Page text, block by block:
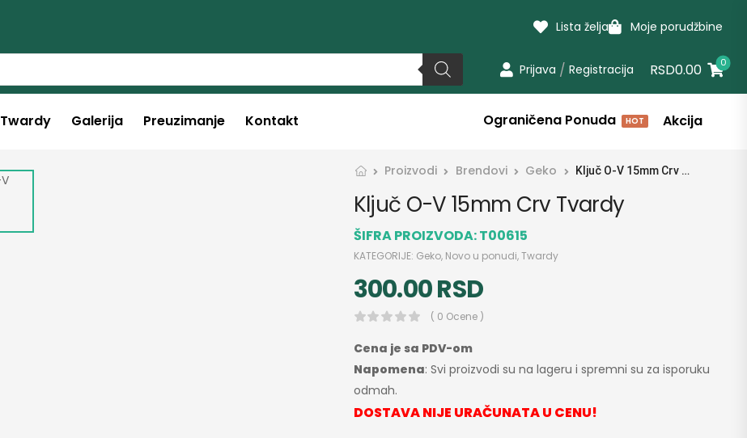
Lista želja Moje porudžbine
Prijava / Registracija RSD0.00 0
Twardy Galerija Preuzimanje Kontakt Ograničena Ponuda HOT Akcija
Proizvodi Brendovi Geko Ključ O-V 15mm Crv Tvardy
Ključ O-V 15mm Crv Tvardy
ŠIFRA PROIZVODA:T00615
KATEGORIJE: Geko, Novo u ponudi,Twardy
300.00RSD
( 0 Ocene )
Cena je sa PDV-om
Napomena: Svi proizvodi su na lageru i spremni su za isporuku
odmah.
DOSTAVA NIJE URAČUNATA U CENU!